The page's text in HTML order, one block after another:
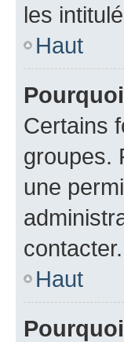
les
Haut
Certains
groupes.
une
contacter.
Haut